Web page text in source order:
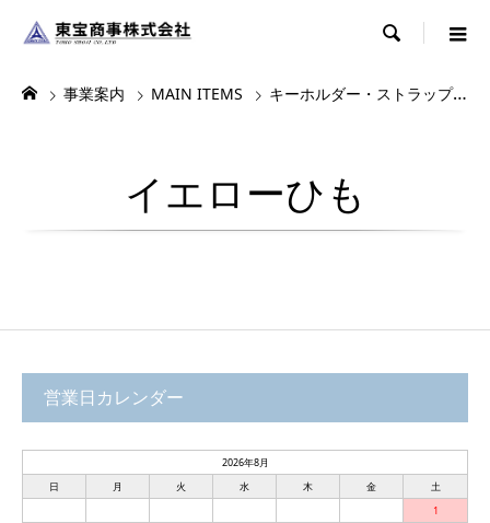

事業案内 MAIN ITEMS キーホルダー・ストラップ・根付
イエローひも
営業日カレンダー
2026年8月
日
月 火 水 木 金
土
1